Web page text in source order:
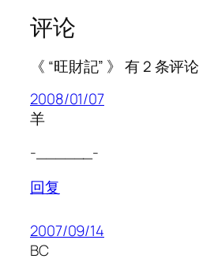
评论
《 “旺財記” 》 有 2 条评论
2008/01/07
羊
-______-
回复
2007/09/14
BC